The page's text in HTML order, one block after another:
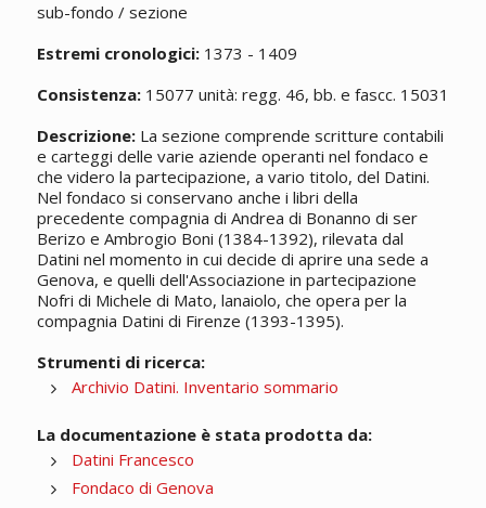
sub-fondo / sezione
Estremi cronologici:1373 - 1409
Consistenza:15077 unità: regg. 46, bb. e fascc. 15031
Descrizione:La sezione comprende scritture contabili
e carteggi delle varie aziende operanti nel fondaco e
che videro la partecipazione, a vario titolo, del Datini.
Nel fondaco si conservano anche i libri della
precedente compagnia di Andrea di Bonanno di ser
Berizo e Ambrogio Boni (1384-1392), rilevata dal
Datini nel momento in cui decide di aprire una sede a
Genova, e quelli dell'Associazione in partecipazione
Nofri di Michele di Mato, lanaiolo, che opera per la
compagnia Datini di Firenze (1393-1395).
Strumenti di ricerca:
Archivio Datini. Inventario sommario
La documentazione è stata prodotta da:
Datini Francesco
Fondaco di Genova